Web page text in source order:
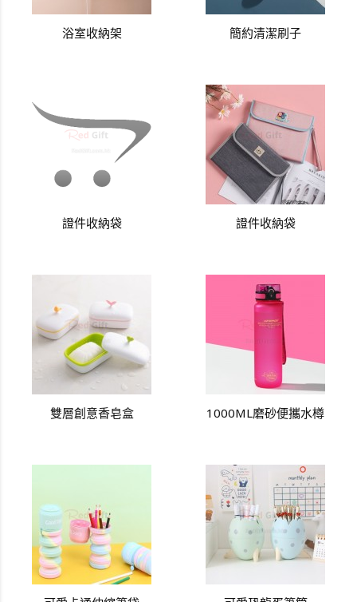
浴室收納架 簡約清潔刷子
證件收納袋 證件收納袋
雙層創意香皂盒 1000ML磨砂便攜水樽